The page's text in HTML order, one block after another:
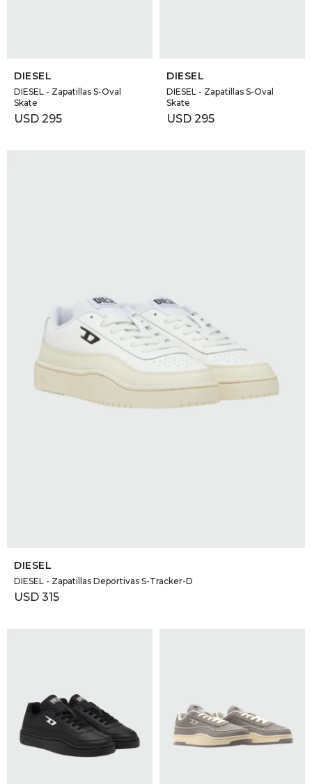
DIESEL
DIESEL - Zapatillas S-Oval
Skate
USD 295
DIESEL
DIESEL - Zapatillas S-Oval
Skate
USD 295
DIESEL
DIESEL - Zapatillas Deportivas S-Tracker-D
USD 315